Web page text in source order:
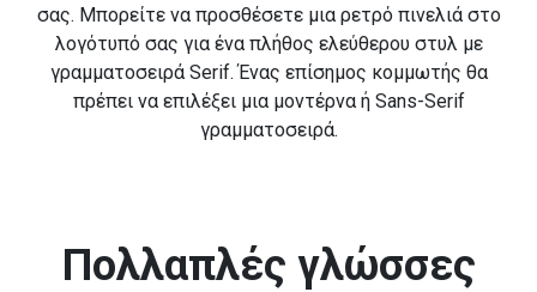
σας. Μπορείτε να προσθέσετε μια ρετρό πινελιά στο
λογότυπό σας για ένα πλήθος ελεύθερου στυλ με
γραμματοσειρά Serif. Ένας επίσημος κομμωτής θα
πρέπει να επιλέξει μια μοντέρνα ή Sans-Serif
γραμματοσειρά.
Πολλαπλές γλώσσες